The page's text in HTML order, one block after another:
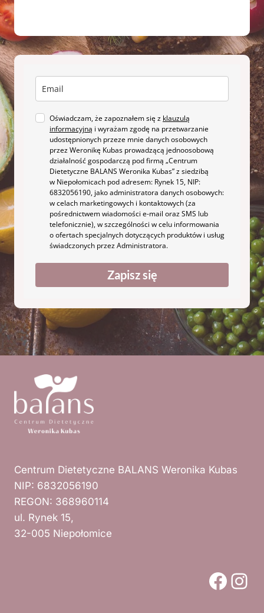
Oświadczam, że zapoznałem się z klauzulą
informacyjną i wyrażam zgodę na przetwarzanie
udostępnionych przeze mnie danych osobowych
przez Weronikę Kubas prowadzącą jednoosobową
działalność gospodarczą pod firmą „Centrum
Dietetyczne BALANS Weronika Kubas” z siedzibą
w Niepołomicach pod adresem: Rynek 15, NIP:
6832056190, jako administratora danych osobowych:
w celach marketingowych i kontaktowych (za
pośrednictwem wiadomości e-mail oraz SMS lub
telefonicznie), w szczególności w celu informowania
o ofertach specjalnych dotyczących produktów i usług
świadczonych przez Administratora.
Zapisz się
Centrum Dietetyczne BALANS Weronika Kubas
NIP: 6832056190
REGON: 368960114
ul. Rynek 15,
32-005 Niepołomice